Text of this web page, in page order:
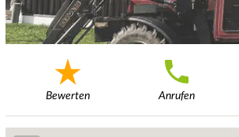
Bewerten Anrufen